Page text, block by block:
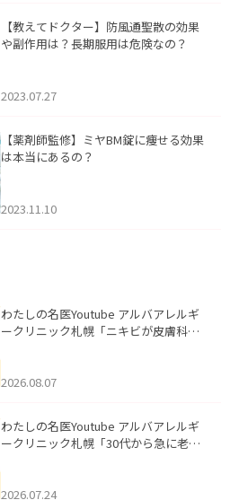
【教えてドクター】防風通聖散の効果
や副作用は？長期服用は危険なの？
2023.07.27
【薬剤師監修】ミヤBM錠に痩せる効果
は本当にあるの？
2023.11.10
わたしの名医Youtube アルバアレルギ
ークリニック札幌「ニキビが皮膚科で
ました。
2026.08.07
わたしの名医Youtube アルバアレルギ
ークリニック札幌「30代から急に老け
た。
2026.07.24